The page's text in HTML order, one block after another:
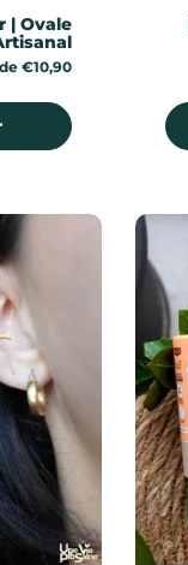
| Ovale
€10,90